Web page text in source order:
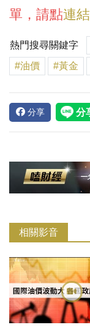
單，請點連結
熱門搜尋關鍵字
#油價
#黃金
分享
相關影音